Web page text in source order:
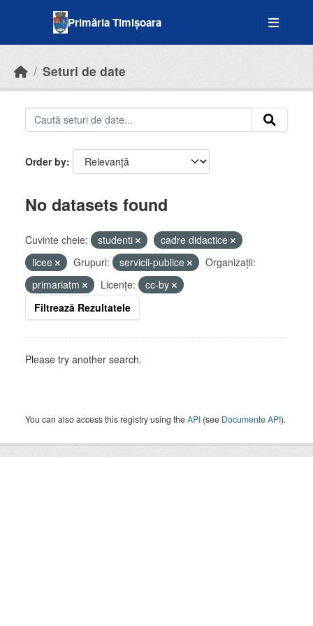
Primăria Timișoara
Seturi de date
Order by
No datasets found
Cuvinte cheie: studenti
cadre didactice
licee
Grupuri: servicii-publice
Organizații:
primariatm
Licenţe:
cc-by
Filtrează Rezultatele
Please try another search.
You can also access this registry using theAPI (see Documente API).